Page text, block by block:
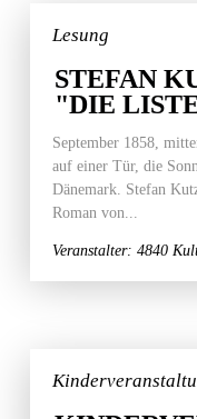
Lesung
STEFAN
"DIE
September 1858,
auf einer Tür, die
Dänemark. Stefan
Roman von...
Veranstalter: 4840